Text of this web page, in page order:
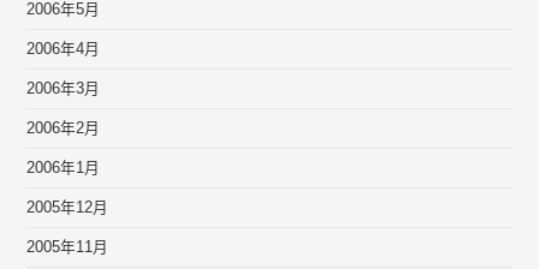
2006年5月
2006年4月
2006年3月
2006年2月
2006年1月
2005年12月
2005年11月